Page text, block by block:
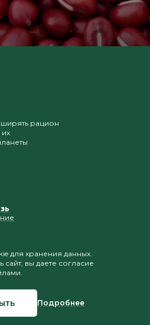
рацион
и размещение
ссылки на наш
для хранения данных.
вы даете согласие
Подробнее